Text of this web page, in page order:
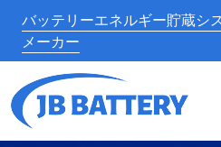
バッテリーエネルギー貯蔵シ
メーカー